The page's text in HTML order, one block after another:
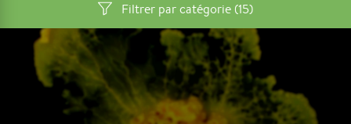
Filtrer par catégorie (15)